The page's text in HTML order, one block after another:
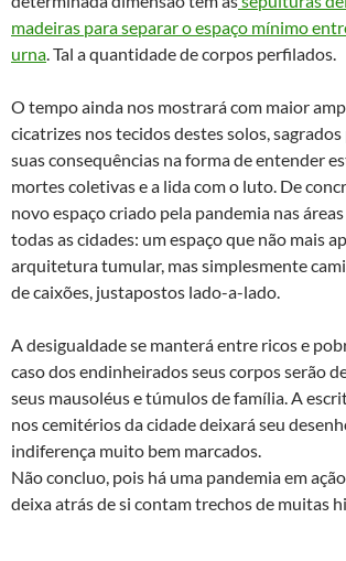
madeiras para separar o espaço mínimo
urna. Tal a quantidade de corpos perfilados.
O tempo ainda nos mostrará com maior
cicatrizes nos tecidos destes solos, sagrados
suas consequências na forma de entender
mortes coletivas e a lida com o luto. De
novo espaço criado pela pandemia nas
todas as cidades: um espaço que não mais
arquitetura tumular, mas simplesmente
de caixões, justapostos lado-a-lado.
A desigualdade se manterá entre ricos e
caso dos endinheirados seus corpos serão
seus mausoléus e túmulos de família. A
nos cemitérios da cidade deixará seu
indiferença muito bem marcados.
Não concluo, pois há uma pandemia em
deixa atrás de si contam trechos de muitas